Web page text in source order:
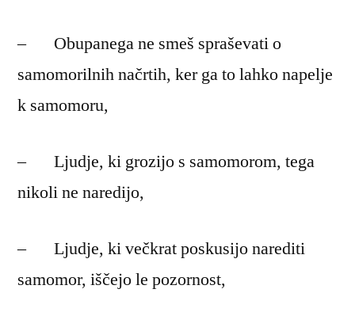
– Obupanega ne smeš spraševati o
samomorilnih načrtih, ker ga to lahko napelje
k samomoru,
– Ljudje, ki grozijo s samomorom, tega
nikoli ne naredijo,
– Ljudje, ki večkrat poskusijo narediti
samomor, iščejo le pozornost,